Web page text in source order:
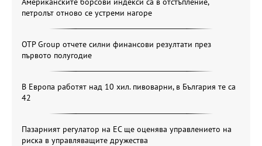
петролът отново се устреми нагоре
OTP Group отчете силни финансови резултати през
първото полугодие
В Европа работят над 10 хил. пивоварни, в България те са
42
Пазарният регулатор на ЕС ще оценява управлението на
риска в управляващите дружества